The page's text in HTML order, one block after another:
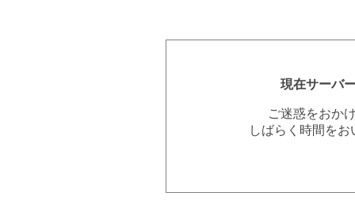
現在サーバ
ご迷惑をおか
しばらく時間を